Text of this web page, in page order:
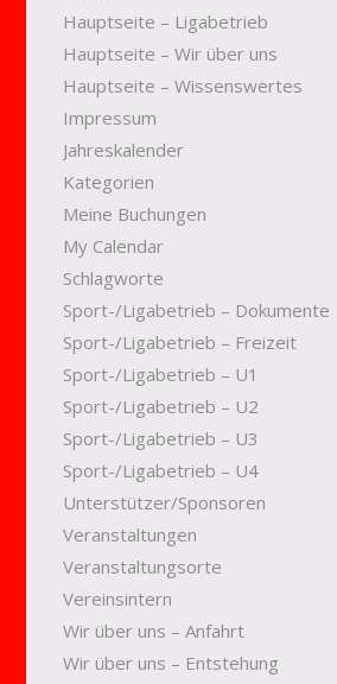
Hauptseite – Ligabetrieb
Hauptseite – Wir über uns
Hauptseite – Wissenswertes
Impressum
Jahreskalender
Kategorien
Meine Buchungen
My Calendar
Schlagworte
Sport-/Ligabetrieb – Dokumente
Sport-/Ligabetrieb – Freizeit
Sport-/Ligabetrieb – U1
Sport-/Ligabetrieb – U2
Sport-/Ligabetrieb – U3
Sport-/Ligabetrieb – U4
Unterstützer/Sponsoren
Veranstaltungen
Veranstaltungsorte
Vereinsintern
Wir über uns – Anfahrt
Wir über uns – Entstehung